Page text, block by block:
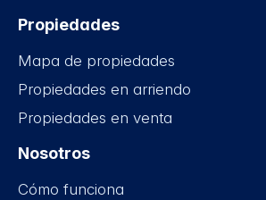
Propiedades
Mapa de propiedades
Propiedades en arriendo
Propiedades en venta
Nosotros
Cómo funciona